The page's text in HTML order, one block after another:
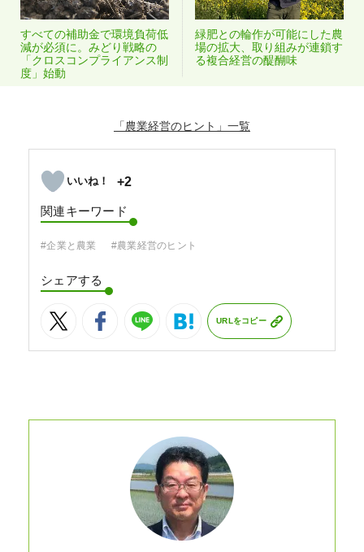
すべての補助金で環境負荷低
減が必須に。みどり戦略の
「クロスコンプライアンス制
度」始動
緑肥との輪作が可能にした農
場の拡大、取り組みが連鎖す
る複合経営の醍醐味
「農業経営のヒント」
+2
関連キーワード
#企業と農業 #農業経営のヒント
シェアする
URLをコピー